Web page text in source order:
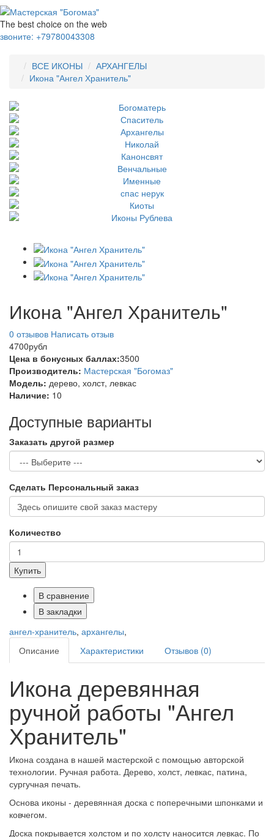
The best choice on the web
звоните: +79780043308
ВСЕ ИКОНЫ
АРХАНГЕЛЫ
Икона "Ангел Хранитель"
Икона "Ангел Хранитель"
0 отзывов Написать отзыв
4700рубл
Цена в бонусных баллах:3500
Производитель: Мастерская "Богомаз"
Модель: дерево, холст, левкас
Наличие: 10
Доступные варианты
Заказать другой размер
Сделать Персональный заказ
Количество
Купить
В сравнение
В закладки
ангел-хранитель, архангелы,
Описание
Характеристики Отзывов (0)
Икона деревянная
ручной работы "Ангел
Хранитель"
Икона создана в нашей мастерской с помощью авторской
технологии. Ручная работа. Дерево, холст, левкас, патина,
сургучная печать.
Основа иконы - деревянная доска с поперечными шпонками и
ковчегом.
Доска покрывается холстом и по холсту наносится левкас. По